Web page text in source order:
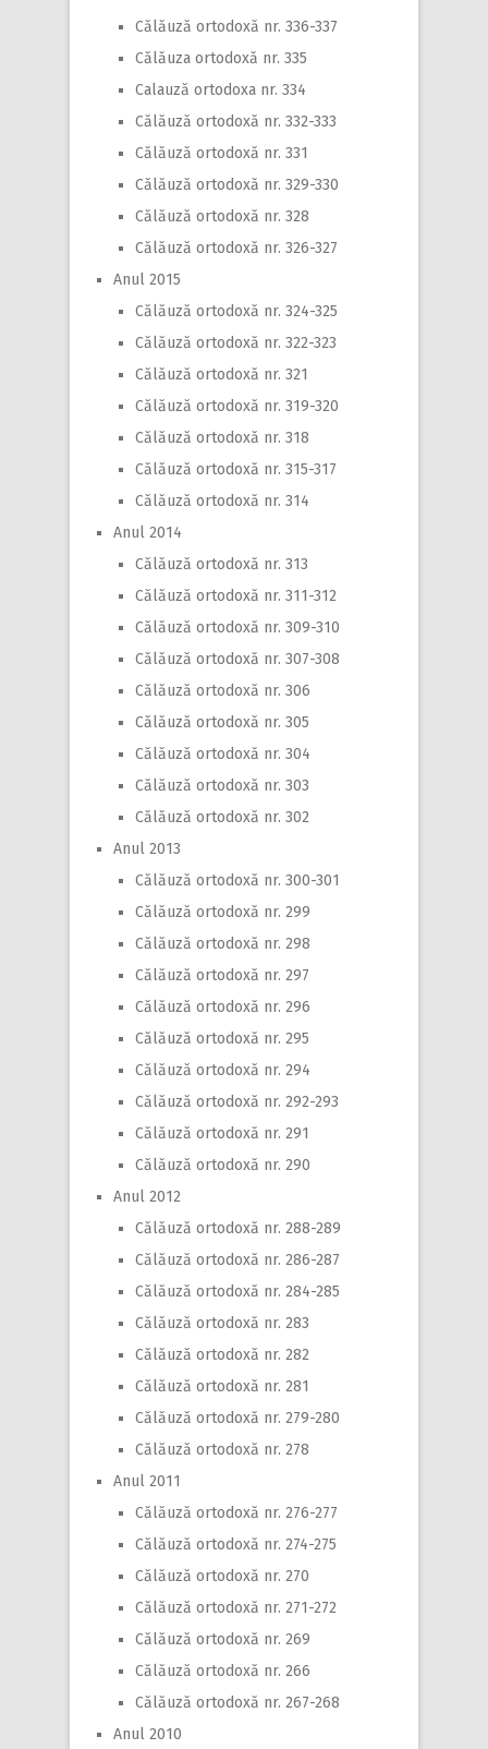
Călăuză ortodoxă nr. 336-337
Călăuza ortodoxă nr. 335
Calauză ortodoxa nr. 334
Călăuză ortodoxă nr. 332-333
Călăuză ortodoxă nr. 331
Călăuză ortodoxă nr. 329-330
Călăuză ortodoxă nr. 328
Călăuză ortodoxă nr. 326-327
Anul 2015
Călăuză ortodoxă nr. 324-325
Călăuză ortodoxă nr. 322-323
Călăuză ortodoxă nr. 321
Călăuză ortodoxă nr. 319-320
Călăuză ortodoxă nr. 318
Călăuză ortodoxă nr. 315-317
Călăuză ortodoxă nr. 314
Anul 2014
Călăuză ortodoxă nr. 313
Călăuză ortodoxă nr. 311-312
Călăuză ortodoxă nr. 309-310
Călăuză ortodoxă nr. 307-308
Călăuză ortodoxă nr. 306
Călăuză ortodoxă nr. 305
Călăuză ortodoxă nr. 304
Călăuză ortodoxă nr. 303
Călăuză ortodoxă nr. 302
Anul 2013
Călăuză ortodoxă nr. 300-301
Călăuză ortodoxă nr. 299
Călăuză ortodoxă nr. 298
Călăuză ortodoxă nr. 297
Călăuză ortodoxă nr. 296
Călăuză ortodoxă nr. 295
Călăuză ortodoxă nr. 294
Călăuză ortodoxă nr. 292-293
Călăuză ortodoxă nr. 291
Călăuză ortodoxă nr. 290
Anul 2012
Călăuză ortodoxă nr. 288-289
Călăuză ortodoxă nr. 286-287
Călăuză ortodoxă nr. 284-285
Călăuză ortodoxă nr. 283
Călăuză ortodoxă nr. 282
Călăuză ortodoxă nr. 281
Călăuză ortodoxă nr. 279-280
Călăuză ortodoxă nr. 278
Anul 2011
Călăuză ortodoxă nr. 276-277
Călăuză ortodoxă nr. 274-275
Călăuză ortodoxă nr. 270
Călăuză ortodoxă nr. 271-272
Călăuză ortodoxă nr. 269
Călăuză ortodoxă nr. 266
Călăuză ortodoxă nr. 267-268
Anul 2010